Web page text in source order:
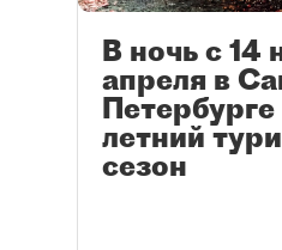
В ночь с 14
апреля в
Петербурге
летний
сезон